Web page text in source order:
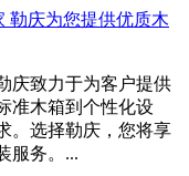
勒庆为您提供优质木
庆致力于为客户提供
准木箱到个性化设
。选择勒庆，您将享
服务。...